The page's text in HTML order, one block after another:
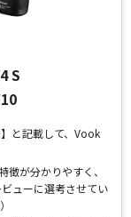
S
と記載して、Vook
が分かりやすく、
ューに選考させてい